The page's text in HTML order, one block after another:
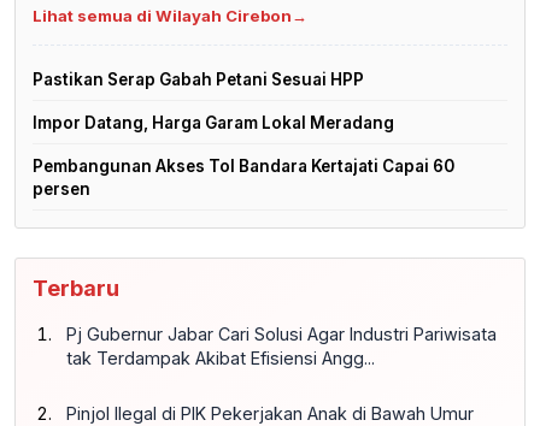
Lihat semua di Wilayah Cirebon→
Pastikan Serap Gabah Petani Sesuai HPP
Impor Datang, Harga Garam Lokal Meradang
Pembangunan Akses Tol Bandara Kertajati Capai 60
persen
Terbaru
Pj Gubernur Jabar Cari Solusi Agar Industri Pariwisata
tak Terdampak Akibat Efisiensi Angg...
Pinjol Ilegal di PIK Pekerjakan Anak di Bawah Umur